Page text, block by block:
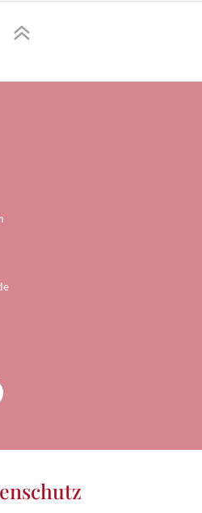
Straußi geschlossen!